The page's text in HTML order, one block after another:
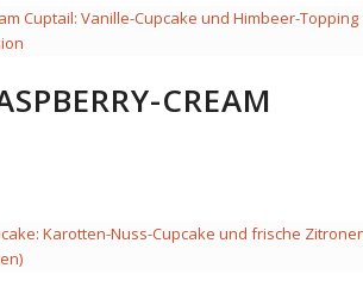
CREAM